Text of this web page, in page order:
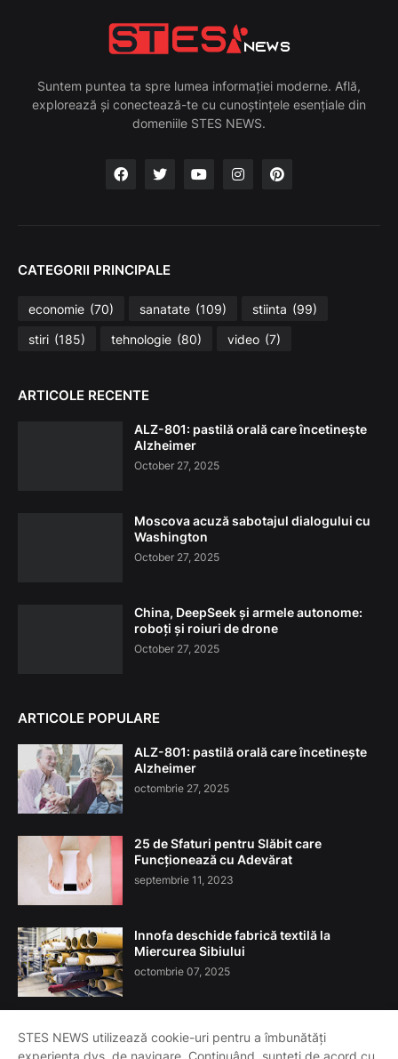
Suntem puntea ta spre lumea informației moderne. Află,
explorează și conectează-te cu cunoștințele esențiale din
domeniile STES NEWS.
CATEGORII PRINCIPALE
economie (70) sanatate (109) stiinta (99)
stiri (185) tehnologie (80) video (7)
ARTICOLE RECENTE
ALZ-801: pastilă orală care încetinește
Alzheimer
October 27, 2025
Moscova acuză sabotajul dialogului cu
Washington
October 27, 2025
China, DeepSeek și armele autonome:
roboți și roiuri de drone
October 27, 2025
ARTICOLE POPULARE
ALZ-801: pastilă orală care încetinește
Alzheimer
octombrie 27, 2025
25 de Sfaturi pentru Slăbit care
Funcționează cu Adevărat
septembrie 11, 2023
Innofa deschide fabrică textilă la
Miercurea Sibiului
octombrie 07, 2025
STES NEWS utilizează cookie-uri pentru a îmbunătăți
experiența dvs. de navigare. Continuând, sunteți de acord cu